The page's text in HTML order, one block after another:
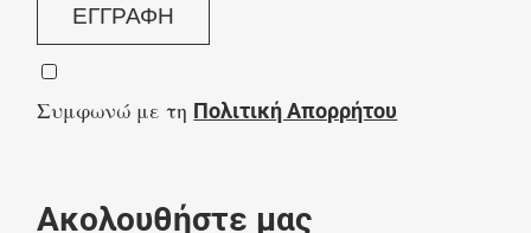
ΕΓΓΡΑΦΗ
Συμφωνώ με τη Πολιτική Απορρήτου
Ακολουθήστε μας